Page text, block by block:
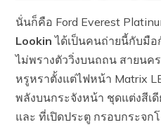
นั่นก็คือ Ford Everest
Lookin ได้เป็นคนถ่ายนี้กับมื
ไม่พรางตัววิ่งบนถถน สายน
หรูหราตั้งแต่ไฟหน้า Matrix
พลังบนกระจังหน้า ชุดแต่งสีเ
และ ที่เปิดประตู กรอบกระจก